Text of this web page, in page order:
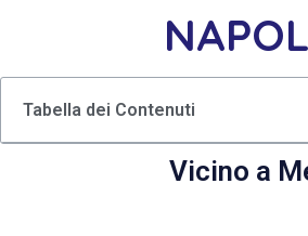
Tabella dei Contenuti
Vicino a